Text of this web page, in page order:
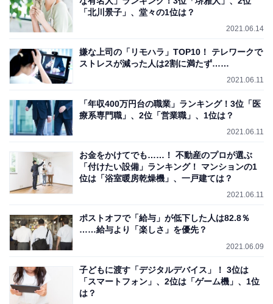
「北川景子」、堂々の1位は？
2021.06.14
嫌な上司の「リモハラ」TOP10！ テレワークで
ストレスが減った人は2割に満たず……
2021.06.11
「年収400万円台の職業」ランキング！3位「医
療系専門職」、2位「営業職」、1位は？
2021.06.11
お金をかけてでも……！ 不動産のプロが選ぶ
「付けたい設備」ランキング！ マンションの1
位は「浴室暖房乾燥機」、一戸建ては？
2021.06.11
ポストオフで「給与」が低下した人は82.8％
……給与より「楽しさ」を優先？
2021.06.09
子どもに渡す「デジタルデバイス」！ 3位は
「スマートフォン」、2位は「ゲーム機」、1位
は？